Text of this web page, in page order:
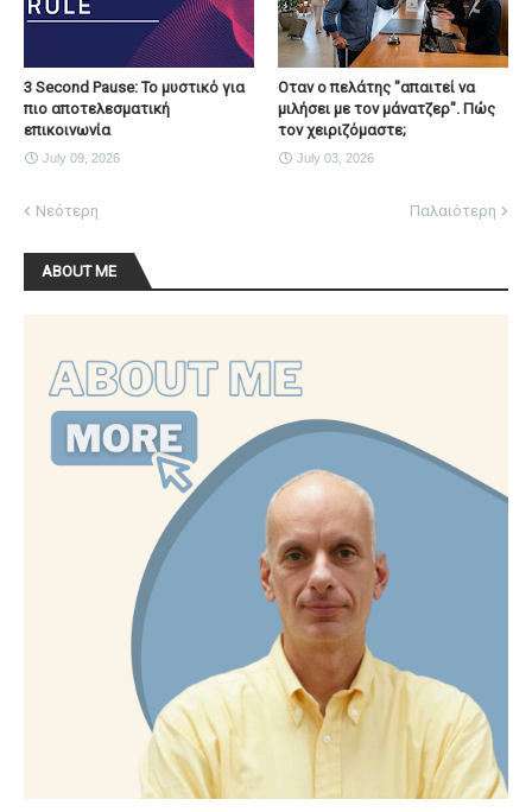
3 Second Pause: Το μυστικό για
πιο αποτελεσματική
επικοινωνία
July 09, 2026
Οταν ο πελάτης "απαιτεί να
μιλήσει με τον μάνατζερ". Πώς
τον χειριζόμαστε;
July 03, 2026
Νεότερη Παλαιότερη
ABOUT ME